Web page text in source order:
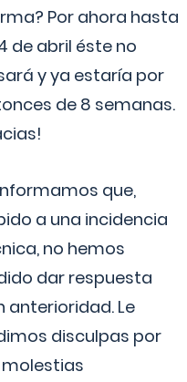
Por ahora hasta
de abril éste no
y ya estaría por
de 8 semanas.
que,
a una incidencia
no hemos
dar respuesta
anterioridad. Le
disculpas por